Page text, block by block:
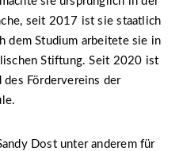
seit 2017 ist sie staatlich
dem Studium arbeitete sie in
Stiftung. Seit 2020 ist
des Fördervereins der
Dost unter anderem für